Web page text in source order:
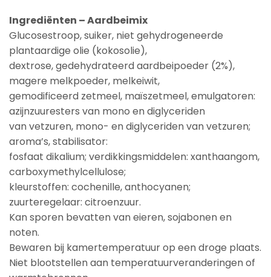
Ingrediënten – Aardbeimix
Glucosestroop, suiker, niet gehydrogeneerde
plantaardige olie (kokosolie),
dextrose, gedehydrateerd aardbeipoeder (2%),
magere melkpoeder, melkeiwit,
gemodificeerd zetmeel, maïszetmeel, emulgatoren:
azijnzuuresters van mono en diglyceriden
van vetzuren, mono- en diglyceriden van vetzuren;
aroma’s, stabilisator:
fosfaat dikalium; verdikkingsmiddelen: xanthaangom,
carboxymethylcellulose;
kleurstoffen: cochenille, anthocyanen;
zuurteregelaar: citroenzuur.
Kan sporen bevatten van eieren, sojabonen en
noten.
Bewaren bij kamertemperatuur op een droge plaats.
Niet blootstellen aan temperatuurveranderingen of